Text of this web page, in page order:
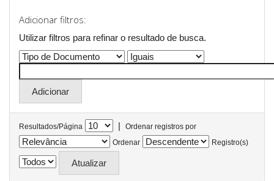
Adicionar filtros:
Utilizar filtros para refinar o resultado de busca.
Resultados/Página |
Ordenar registros por
Ordenar
Registro(s)